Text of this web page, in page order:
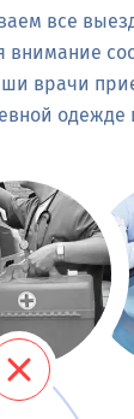
все
внимание
врачи
одежде